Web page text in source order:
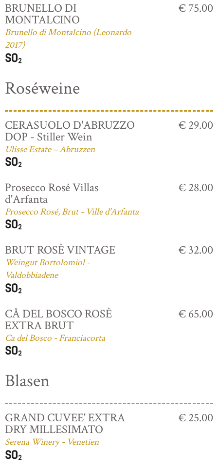
BRUNELLO DI
MONTALCINO
Brunello di Montalcino (Leonardo
2017)
€ 75.00
Roséweine
CERASUOLO D'ABRUZZO
DOP - Stiller Wein
Ulisse Estate – Abruzzen
€ 29.00
Prosecco Rosé Villas
d'Arfanta
Prosecco Rosé, Brut - Ville d'Arfanta
€ 28.00
BRUT ROSÈ VINTAGE
Weingut Bortolomiol -
Valdobbiadene
€ 32.00
CÅ DEL BOSCO ROSÈ
EXTRA BRUT
Ca del Bosco - Franciacorta
€ 65.00
Blasen
GRAND CUVEE' EXTRA
DRY MILLESIMATO
Serena Winery - Venetien
€ 25.00